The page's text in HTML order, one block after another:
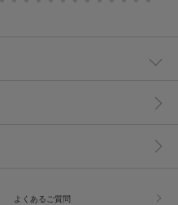
よくあるご質問